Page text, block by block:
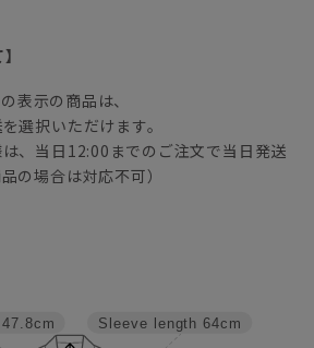
の表示の商品は、
選択いただけます。
、当日12:00までのご注文で当日発送
の場合は対応不可）
Sleeve length 64cm
47.8cm